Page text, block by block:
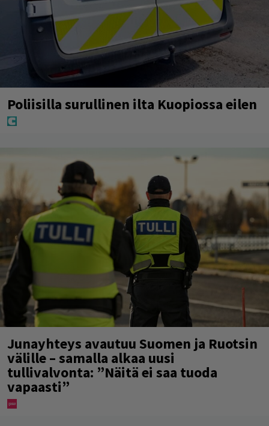
Poliisilla surullinen ilta Kuopiossa eilen
Junayhteys avautuu Suomen ja Ruotsin
välille – samalla alkaa uusi
tullivalvonta: ”Näitä ei saa tuoda
vapaasti”